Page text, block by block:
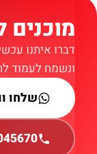
דברו איתנו
ונשמח לעמוד
שלחו